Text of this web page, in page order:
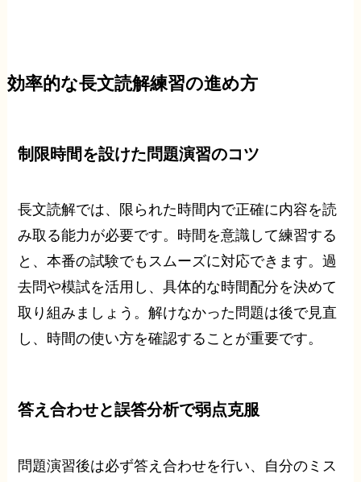
効率的な長文読解練習の進め方
制限時間を設けた問題演習のコツ
長文読解では、限られた時間内で正確に内容を読
み取る能力が必要です。時間を意識して練習する
と、本番の試験でもスムーズに対応できます。過
去問や模試を活用し、具体的な時間配分を決めて
取り組みましょう。解けなかった問題は後で見直
し、時間の使い方を確認することが重要です。
答え合わせと誤答分析で弱点克服
問題演習後は必ず答え合わせを行い、自分のミス